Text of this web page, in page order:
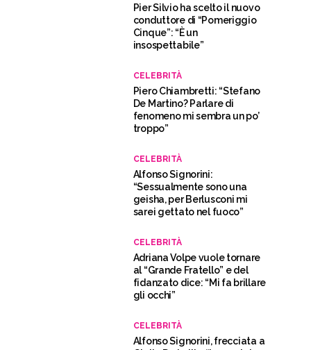
Pier Silvio ha scelto il nuovo
conduttore di “Pomeriggio
Cinque”: “È un
insospettabile”
CELEBRITÀ
Piero Chiambretti: “Stefano
De Martino? Parlare di
fenomeno mi sembra un po’
troppo”
CELEBRITÀ
Alfonso Signorini:
“Sessualmente sono una
geisha, per Berlusconi mi
sarei gettato nel fuoco”
CELEBRITÀ
Adriana Volpe vuole tornare
al “Grande Fratello” e del
fidanzato dice: “Mi fa brillare
gli occhi”
CELEBRITÀ
Alfonso Signorini, frecciata a